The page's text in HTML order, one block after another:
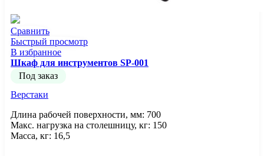
Сравнить
Быстрый просмотр
В избранное
Шкаф для инструментов SP-001
Под заказ
Верстаки
Длина рабочей поверхности, мм: 700
Макс. нагрузка на столешницу, кг: 150
Масса, кг: 16,5